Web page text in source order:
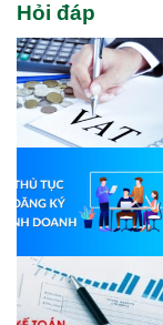
Hỏi đáp